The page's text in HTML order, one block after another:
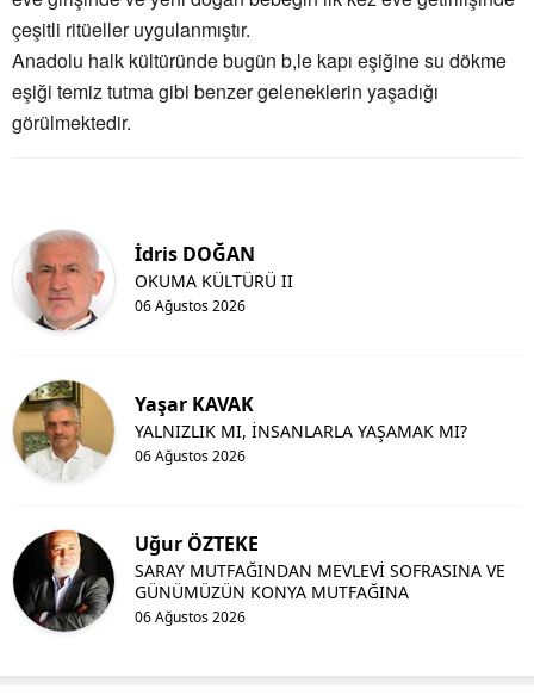
Edirne
Isparta
çeşitli ritüeller uygulanmıştır.
Anadolu halk kültüründe bugün b,le kapı eşiğine su dökme
eşiği temiz tutma gibi benzer geleneklerin yaşadığı
görülmektedir.
İdris DOĞAN
06 Ağustos 2026
OKUMA KÜLTÜRÜ II
Yaşar KAVAK
06 Ağustos 2026
YALNIZLIK MI, İNSANLARLA YAŞAMAK MI?
Uğur ÖZTEKE
06 Ağustos 2026
SARAY MUTFAĞINDAN MEVLEVİ SOFRASINA VE
GÜNÜMÜZÜN KONYA MUTFAĞINA